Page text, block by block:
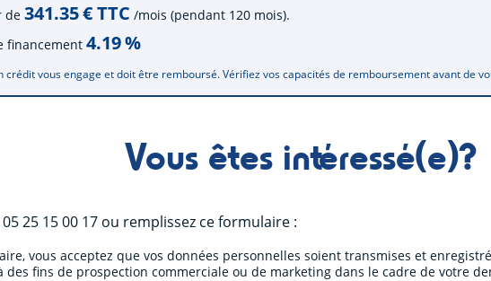
de 341.35€ TTC /mois (pendant 120 mois).
financement 4.19%
crédit vous engage et doit être remboursé. Vérifiez vos capacités de remboursement avant de
Vous êtes intéressé(e)?
05 25 15 00 17 ou remplissez ce formulaire :
vous acceptez que vos données personnelles soient transmises et
fins de prospection commerciale ou de marketing dans le cadre de votre